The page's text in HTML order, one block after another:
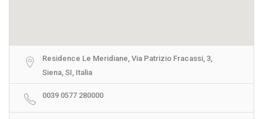
Residence Le Meridiane, Via Patrizio Fracassi, 3,
Siena, SI, Italia
0039 0577 280000